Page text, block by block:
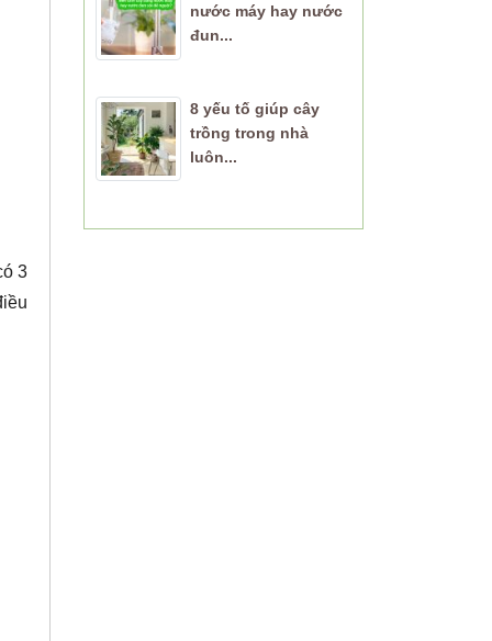
3
nước máy hay nước
đun...
8 yếu tố giúp cây
trồng trong nhà
luôn...